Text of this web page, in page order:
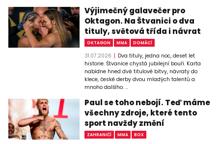
Výjimečný galavečer pro
Oktagon. Na Štvanici o dva
tituly, světová třída i návrat
OKTAGON MMA DOMÁCÍ
31.07.2026
Dva tituly, jedna noc, deset let
historie. Štvanice chystá jubilejní bouři. Karta
nabídne hned dvě titulové bitvy, návraty do
klece, české derby dvou mladých talentů a
mnoho dalšího. ...
Paul se toho nebojí. Teď máme
všechny zdroje, které tento
sport navždy změní
ZAHRANIČÍ MMA BOX